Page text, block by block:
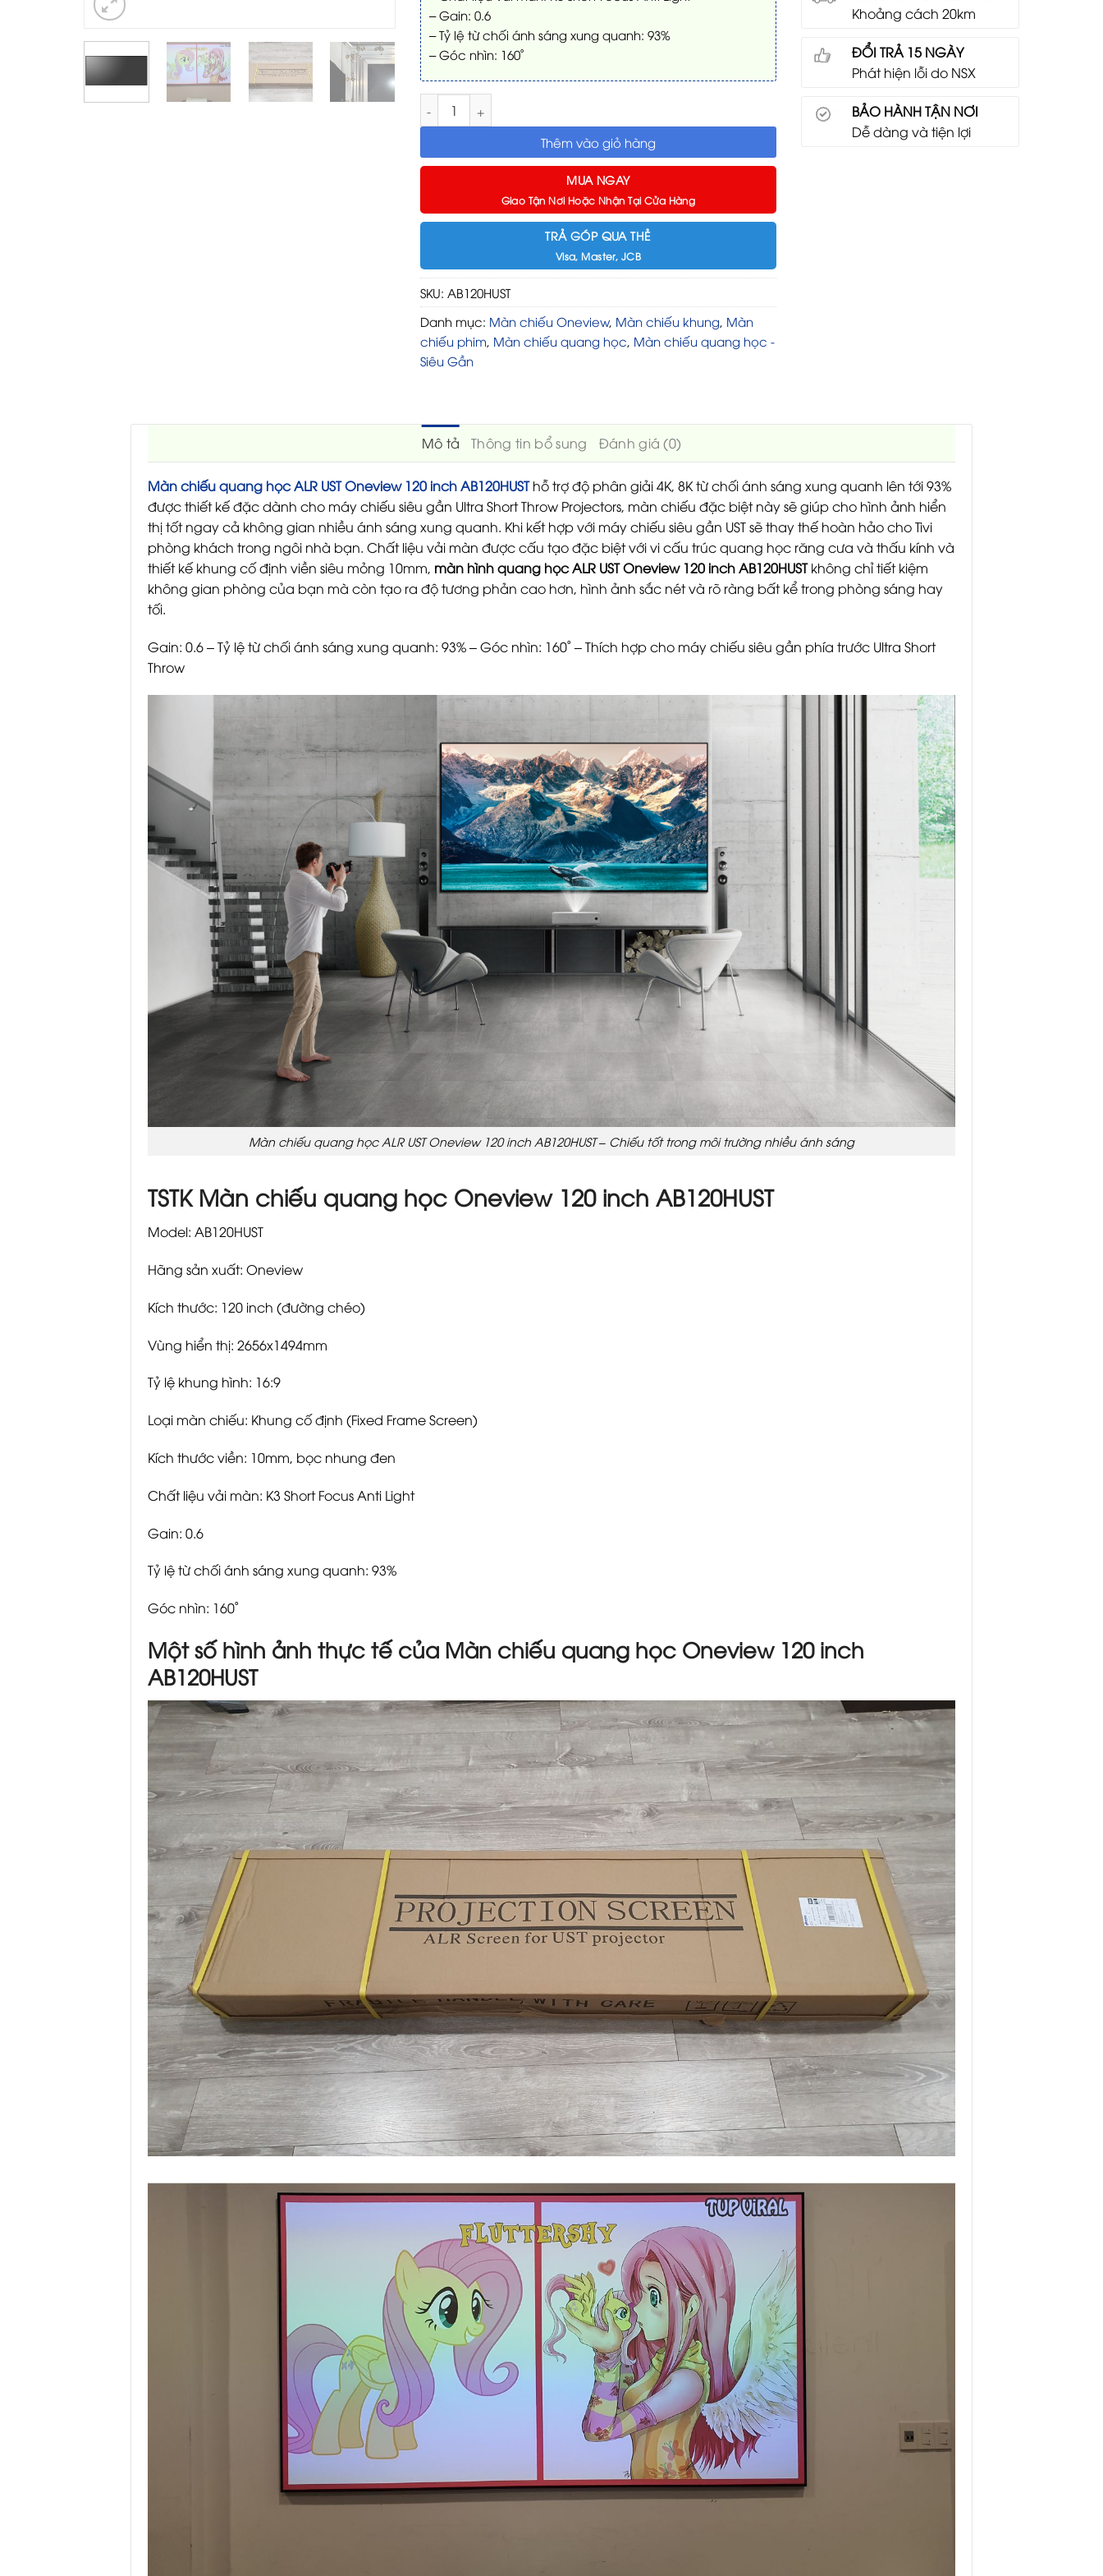
– Gain: 0.6
– Tỷ lệ từ chối ánh sáng xung quanh: 93%
– Góc nhìn: 160˚
Màn chiếu quang học ALR UST Oneview 120 inch AB120HUST số lượng
Thêm vào giỏ hàng
MUA NGAY
Giao Tận Nơi Hoặc Nhận Tại Cửa Hàng
TRẢ GÓP QUA THẺ
Visa, Master, JCB
SKU: AB120HUST
Danh mục: Màn chiếu Oneview, Màn chiếu khung, Màn
chiếu phim, Màn chiếu quang học, Màn chiếu quang học -
Siêu Gần
Khoảng cách 20km
ĐỔI TRẢ 15 NGÀY
Phát hiện lỗi do NSX
BẢO HÀNH TẬN NƠI
Dễ dàng và tiện lợi
Mô tả Thông tin bổ sung Đánh giá (0)
Màn chiếu quang học ALR UST Oneview 120 inch AB120HUST hỗ trợ độ phân giải 4K, 8K từ chối ánh sáng xung quanh lên tới 93%
được thiết kế đặc dành cho máy chiếu siêu gần Ultra Short Throw Projectors, màn chiếu đặc biệt này sẽ giúp cho hình ảnh hiển
thị tốt ngay cả không gian nhiều ánh sáng xung quanh. Khi kết hợp với máy chiếu siêu gần UST sẽ thay thế hoàn hảo cho Tivi
phòng khách trong ngôi nhà bạn. Chất liệu vải màn được cấu tạo đặc biệt với vi cấu trúc quang học răng cưa và thấu kính và
thiết kế khung cố định viền siêu mỏng 10mm, màn hình quang học ALR UST Oneview 120 inch AB120HUSTkhông chỉ tiết kiệm
không gian phòng của bạn mà còn tạo ra độ tương phản cao hơn, hình ảnh sắc nét và rõ ràng bất kể trong phòng sáng hay
tối.
Gain: 0.6 – Tỷ lệ từ chối ánh sáng xung quanh: 93% – Góc nhìn: 160˚ – Thích hợp cho máy chiếu siêu gần phía trước Ultra Short
Throw
Màn chiếu quang học ALR UST Oneview 120 inch AB120HUST – Chiếu tốt trong môi trường nhiều ánh sáng
TSTK Màn chiếu quang học Oneview 120 inch AB120HUST
Model: AB120HUST
Hãng sản xuất: Oneview
Kích thước: 120 inch (đường chéo)
Vùng hiển thị: 2656x1494mm
Tỷ lệ khung hình: 16:9
Loại màn chiếu: Khung cố định (Fixed Frame Screen)
Kích thước viền: 10mm, bọc nhung đen
Chất liệu vải màn: K3 Short Focus Anti Light
Gain: 0.6
Tỷ lệ từ chối ánh sáng xung quanh: 93%
Góc nhìn: 160˚
Một số hình ảnh thực tế của Màn chiếu quang học Oneview120 inch
AB120HUST